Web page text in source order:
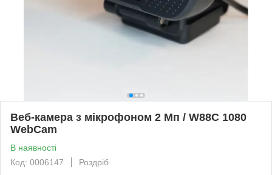
Веб-камера з мікрофоном 2 Мп / W88C 1080
WebCam
В наявності
Код: 0006147
Роздріб